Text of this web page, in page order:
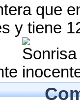
que
y tiene